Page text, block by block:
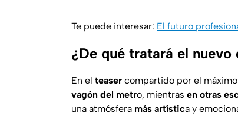
Te puede interesar: El futuro
¿De qué tratará el
En el teaser compartido por el
vagón del metro, mientras en otras
una atmósfera más artística y